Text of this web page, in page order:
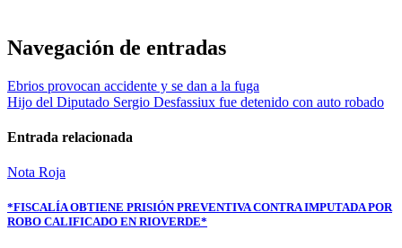
Navegación de entradas
Ebrios provocan accidente y se dan a la fuga
Hijo del Diputado Sergio Desfassiux fue detenido con auto robado
Entrada relacionada
Nota Roja
*FISCALÍA OBTIENE PRISIÓN PREVENTIVA CONTRA IMPUTADA POR
ROBO CALIFICADO EN RIOVERDE*